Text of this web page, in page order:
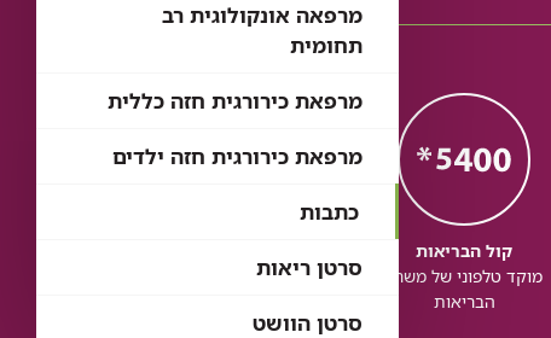
מרפאה אונקולוגית רב
תחומית
מרפאת כירורגית חזה כללית
מרפאת כירורגית חזה ילדים
כתבות
סרטן ריאות
סרטן הוושט
קול הבריאות
מוקד טלפוני של משרד
הבריאות
בדיקת זכויות לשירותי